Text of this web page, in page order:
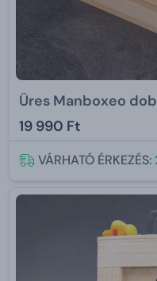
Üres Manboxeo
19 990 Ft
VÁRHATÓ ÉRKEZÉS: